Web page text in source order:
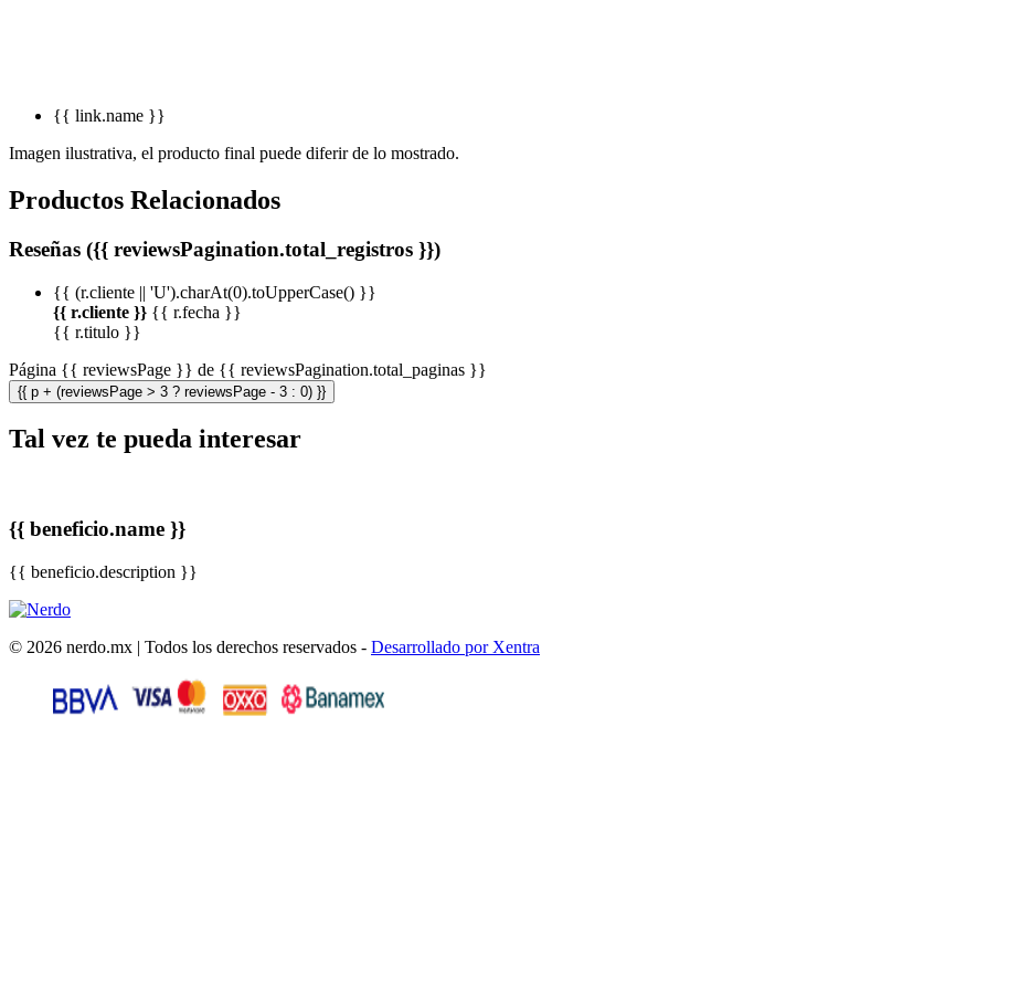
{{ link.name }}
Imagen ilustrativa, el producto final puede diferir de lo mostrado.
Productos Relacionados
Reseñas ({{ reviewsPagination.total_registros }})
{{ (r.cliente || 'U').charAt(0).toUpperCase() }}
{{ r.cliente }} {{ r.fecha }}
{{ r.titulo }}
Página {{ reviewsPage }} de {{ reviewsPagination.total_paginas }}
{{ p + (reviewsPage > 3 ? reviewsPage - 3 : 0) }}
Tal vez te pueda interesar
{{ beneficio.name }}
{{ beneficio.description }}
© 2026 nerdo.mx | Todos los derechos reservados - Desarrollado por Xentra